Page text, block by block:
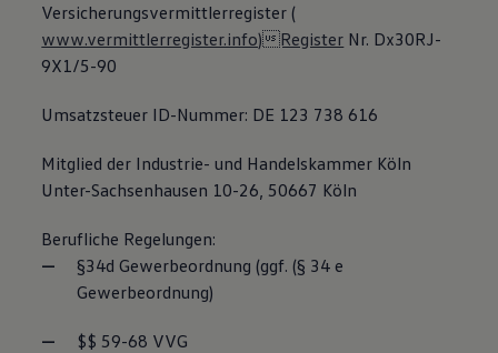
Versicherungsvermittlerregister (
www.vermittlerregister.info)Register Nr. Dx30RJ-
9X1/5-90
Umsatzsteuer ID-Nummer: DE 123 738 616
Mitglied der Industrie- und Handelskammer Köln
Unter-Sachsenhausen 10-26, 50667 Köln
Berufliche Regelungen:
§34d Gewerbeordnung (ggf. (§ 34 e
Gewerbeordnung)
$$ 59-68 VVG